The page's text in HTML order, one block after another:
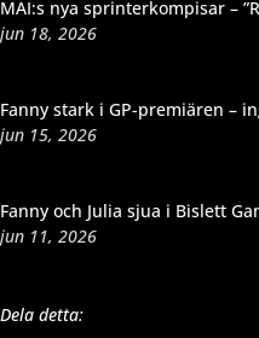
MAI:s nya sprinterkompisar –
jun 18, 2026
Fanny stark i GP-premiären –
jun 15, 2026
Fanny och Julia sjua i Bislett
jun 11, 2026
Dela detta: